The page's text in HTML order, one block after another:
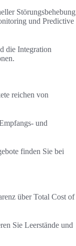
Störungsbehebung
und Predictive
die Integration
reichen von
und
finden Sie bei
über Total Cost of
Sie Leerstände und